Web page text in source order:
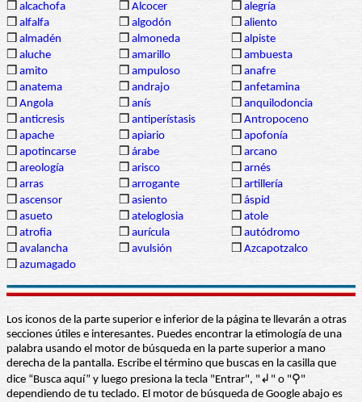
❒ alcachofa ❒ Alcocer ❒ alegría
❒ alfalfa ❒ algodón ❒ aliento
❒ almadén ❒ almoneda ❒ alpiste
❒ aluche ❒ amarillo ❒ ambuesta
❒ amito ❒ ampuloso ❒ anafre
❒ anatema ❒ andrajo ❒ anfetamina
❒ Angola ❒ anís ❒ anquilodoncia
❒ anticresis ❒ antiperístasis ❒ Antropoceno
❒ apache ❒ apiario ❒ apofonía
❒ apotincarse ❒ árabe ❒ arcano
❒ areología ❒ arisco ❒ arnés
❒ arras ❒ arrogante ❒ artillería
❒ ascensor ❒ asiento ❒ áspid
❒ asueto ❒ ateloglosia ❒ atole
❒ atrofia ❒ aurícula ❒ autódromo
❒ avalancha ❒ avulsión ❒ Azcapotzalco
❒ azumagado
Los iconos de la parte superior e inferior de la página te llevarán a otras
secciones útiles e interesantes. Puedes encontrar la etimología de una
palabra usando el motor de búsqueda en la parte superior a mano
derecha de la pantalla. Escribe el término que buscas en la casilla que
dice “Busca aquí” y luego presiona la tecla "Entrar", "↲" o "⚲"
dependiendo de tu teclado. El motor de búsqueda de Google abajo es